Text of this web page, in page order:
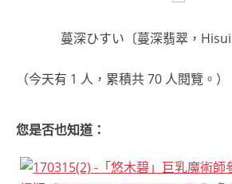
蔓深ひすい〔蔓深翡翠，Hisui
（今天有 1 人，累積共 70 人閱覽。）
您是否也知道：